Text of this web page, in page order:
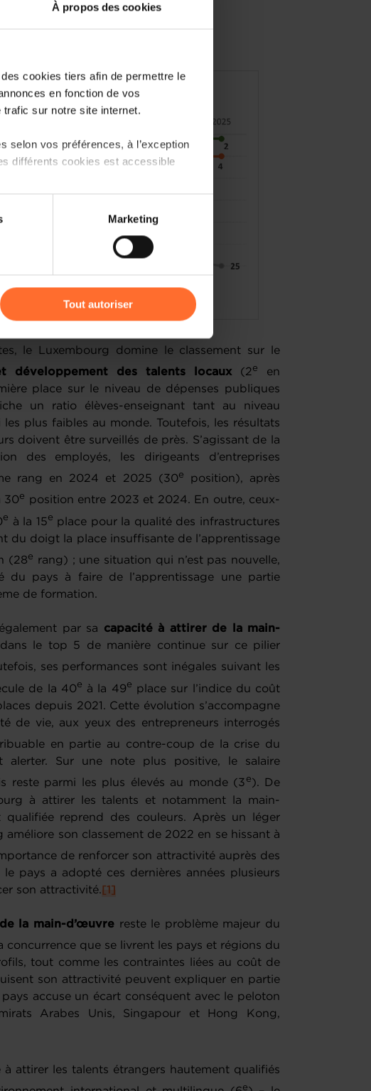
À propos des cookies
cookies tiers afin de permettre le
en fonction de vos
sur notre site internet.
selon vos préférences, à l’exception
différents cookies est accessible
vidéos, partage sur les réseaux
du site) peuvent être affectées en
de protection des données
Marketing
Tout autoriser
d’une année à l’autre.
le Luxembourg domine le classement sur le
développement des talents locaux (2e
en
place
sur le niveau de dépenses publiques
un ratio élèves-enseignant tant au niveau
plus faibles au monde. Toutefois, les résultats
doivent être surveillés de près. S’agissant de la
des employés, les dirigeants d’entreprises
rang en 2024 et 2025 (30e position), après
30e position entre 2023 et 2024. En outre, ceux-
e à la 15e place pour la qualité des infrastructures
du doigt la place insuffisante de l’apprentissage
(28e
rang) ; une situation qui n’est pas nouvelle,
du pays à faire de l’apprentissage une partie
de formation.
par sa capacité à attirer de la main-
le top 5 de manière continue sur ce pilier
ses performances sont inégales suivant les
de la 40e à la 49e
place sur l’indice du coût
depuis 2021. Cette évolution s’accompagne
de vie, aux yeux des entrepreneurs interrogés
en partie au contre-coup de la crise du
alerter. Sur une note plus positive, le salaire
reste parmi les plus élevés au monde (3 e ). De
à attirer les talents et notamment la main-
qualifiée reprend des couleurs. Après un léger
son classement de 2022 en se hissant à
de renforcer son attractivité auprès des
pays a adopté ces dernières années plusieurs
son attractivité. [1]
la main-d’œuvre reste le problème majeur du
concurrence que se livrent les pays et régions du
tout comme les contraintes liées au coût de
son attractivité peuvent expliquer en partie
accuse un écart conséquent avec le peloton
Arabes Unis, Singapour et Hong Kong,
à attirer les talents étrangers hautement qualifiés
e